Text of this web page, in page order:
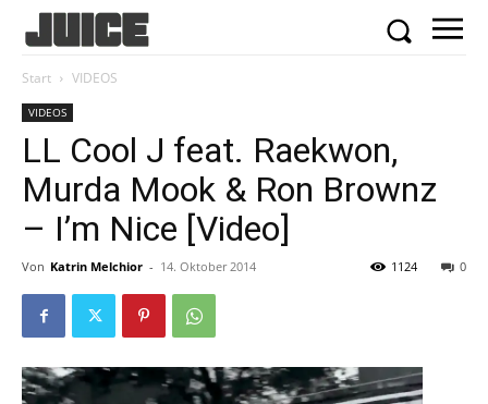
Start VIDEOS
VIDEOS
LL Cool J feat. Raekwon,
Murda Mook & Ron Brownz
– I’m Nice [Video]
Von Katrin Melchior - 14. Oktober 2014 0
1124